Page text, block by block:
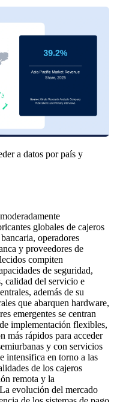
a datos por país y
globales de cajeros
operadores
y proveedores de
compiten
de seguridad,
calidad del servicio e
además de su
que abarquen hardware,
emergentes se centran
implementación flexibles,
más rápidos para acceder
y con servicios
intensifica en torno a las
de los cajeros
remota y la
evolución del mercado